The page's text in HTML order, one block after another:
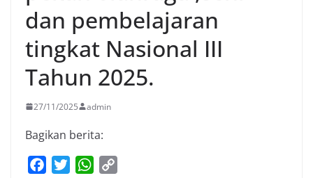
dan pembelajaran
tingkat Nasional III
Tahun 2025.
27/11/2025 admin
Bagikan berita:
W